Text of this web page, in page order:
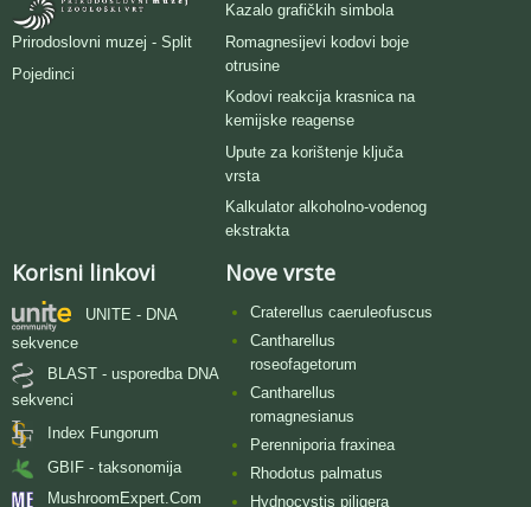
Prirodoslovni muzej - Split
Pojedinci
Kazalo grafičkih simbola
Romagnesijevi kodovi boje
otrusine
Kodovi reakcija krasnica na
kemijske reagense
Upute za korištenje ključa
vrsta
Kalkulator alkoholno-vodenog
ekstrakta
Korisni linkovi
UNITE - DNA
sekvence
BLAST - usporedba DNA
sekvenci
Index Fungorum
GBIF - taksonomija
MushroomExpert.Com
Nove vrste
Craterellus caeruleofuscus
Cantharellus
roseofagetorum
Cantharellus
romagnesianus
Perenniporia fraxinea
Rhodotus palmatus
Hydnocystis piligera